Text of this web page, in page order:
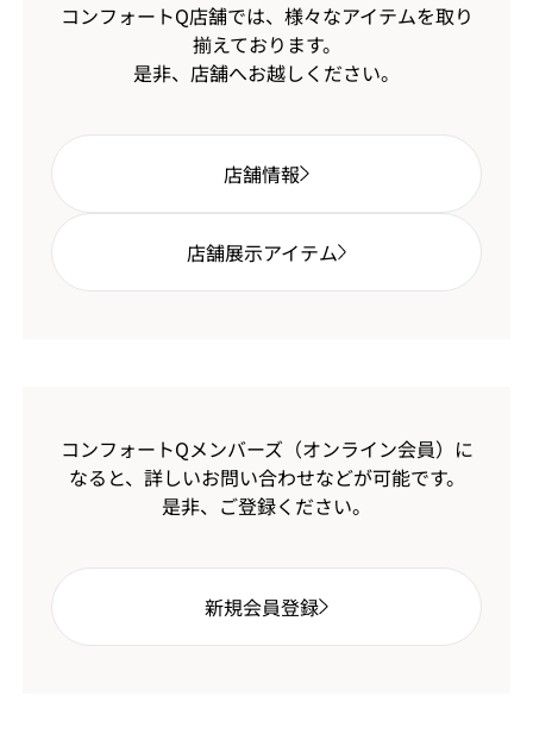
コンフォートQ店舗では、様々なアイテムを取り
揃えております。
是非、店舗へお越しください。
店舗情報
店舗展示アイテム
コンフォートQメンバーズ（オンライン会員）に
なると、 詳しいお問い合わせなどが可能です。
是非、ご登録ください。
新規会員登録